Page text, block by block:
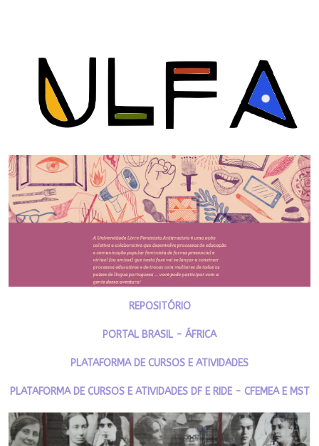
REPOSITÓRIO
PORTAL BRASIL - ÁFRICA
PLATAFORMA DE CURSOS E ATIVIDADES
PLATAFORMA DE CURSOS E ATIVIDADES DF E RIDE - CFEMEA E MST